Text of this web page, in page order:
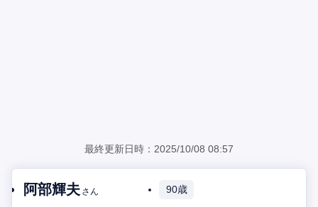
最終更新日時：2025/10/08 08:57
阿部輝夫 さん 90歳